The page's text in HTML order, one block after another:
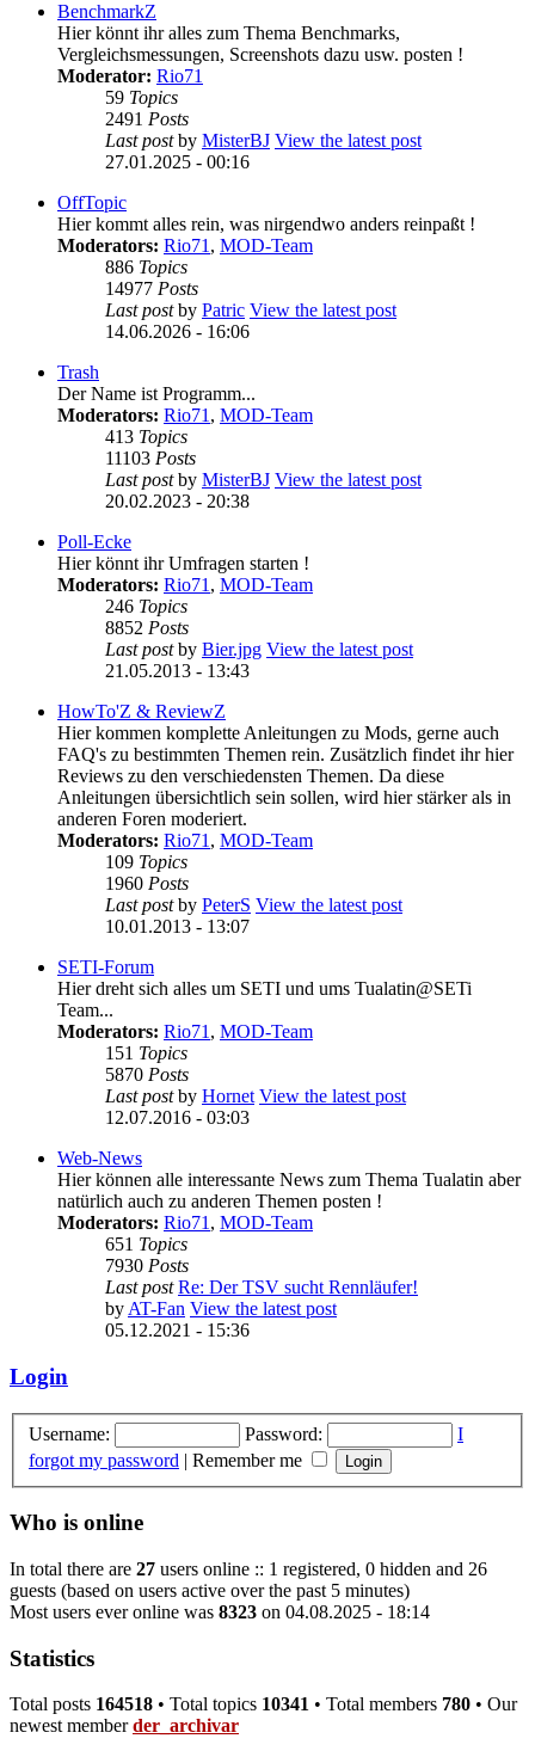
BenchmarkZ
Hier könnt ihr alles zum Thema Benchmarks,
Vergleichsmessungen, Screenshots dazu usw. posten !
Moderator: Rio71
59 Topics
2491 Posts
Last postby MisterBJ View the latest post
27.01.2025 - 00:16
OffTopic
Hier kommt alles rein, was nirgendwo anders reinpaßt !
Moderators: Rio71, MOD-Team
886 Topics
14977 Posts
Last postby Patric View the latest post
14.06.2026 - 16:06
Trash
Der Name ist Programm...
Moderators: Rio71, MOD-Team
413 Topics
11103 Posts
Last postby MisterBJ View the latest post
20.02.2023 - 20:38
Poll-Ecke
Hier könnt ihr Umfragen starten !
Moderators: Rio71, MOD-Team
246 Topics
8852 Posts
Last postby Bier.jpg View the latest post
21.05.2013 - 13:43
HowTo'Z & ReviewZ
Hier kommen komplette Anleitungen zu Mods, gerne auch
FAQ's zu bestimmten Themen rein. Zusätzlich findet ihr hier
Reviews zu den verschiedensten Themen. Da diese
Anleitungen übersichtlich sein sollen, wird hier stärker als in
anderen Foren moderiert.
Moderators: Rio71, MOD-Team
109 Topics
1960 Posts
Last postby PeterS View the latest post
10.01.2013 - 13:07
SETI-Forum
Hier dreht sich alles um SETI und ums Tualatin@SETi
Team...
Moderators: Rio71, MOD-Team
151 Topics
5870 Posts
Last postby Hornet View the latest post
12.07.2016 - 03:03
Web-News
Hier können alle interessante News zum Thema Tualatin aber
natürlich auch zu anderen Themen posten !
Moderators: Rio71, MOD-Team
651 Topics
7930 Posts
Last post Re: Der TSV sucht Rennläufer!
byAT-Fan View the latest post
05.12.2021 - 15:36
Login
Username: Password:
I
forgot my password | Remember me
Who is online
In total there are 27 users online :: 1 registered, 0 hidden and 26
guests (based on users active over the past 5 minutes)
Most users ever online was 8323 on 04.08.2025 - 18:14
Statistics
Total posts 164518 • Total topics 10341 • Total members 780 • Our
newest memberder_archivar